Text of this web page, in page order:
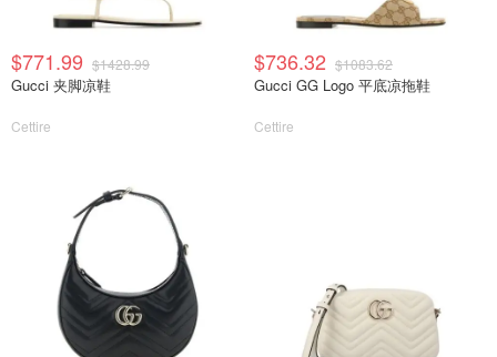
$771.99 $1428.99
Gucci 夹脚凉鞋
Cettire
$736.32 $1083.62
Gucci GG Logo 平底凉拖鞋
Cettire